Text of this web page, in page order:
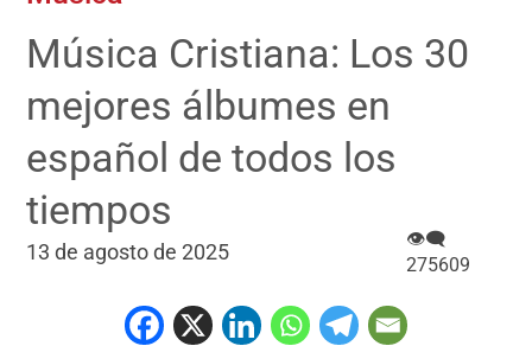
Música Cristiana: Los 30
mejores álbumes en
español de todos los
tiempos
13 de agosto de 2025
👁‍🗨
275609